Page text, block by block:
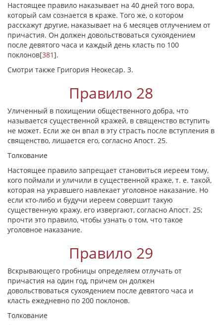
Настоящее правило наказывает на 40 дней того вора,
который сам сознается в краже. Того же, о котором
расскажут другие, наказывает на 6 месяцев отлучением от
причастия. Он должен довольствоваться сухоядением
после девятого часа и каждый день класть по 100
поклонов[381].
Смотри также Григория Неокесар. 3.
Правило 28
Уличенный в похищении общественного добра, что
называется существенной кражей, в священство вступить
не может. Если же он впал в эту страсть после вступления в
священство, лишается его, согласно Апост. 25.
Толкование
Настоящее правило запрещает становиться иереем тому,
кого поймали и уличили в существенной краже, т. е. такой,
которая на укравшего навлекает уголовное наказание. Но
если кто-либо и будучи иереем совершит такую
существенную кражу, его извергают, согласно Апост. 25;
прочти это правило, чтобы узнать о том, что такое
уголовное наказание.
Правило 29
Вскрывающего гробницы определяем отлучать от
причастия на один год, причем он должен
довольствоваться сухоядением после девятого часа и
класть ежедневно по 200 поклонов.
Толкование